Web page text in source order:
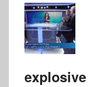
explosive